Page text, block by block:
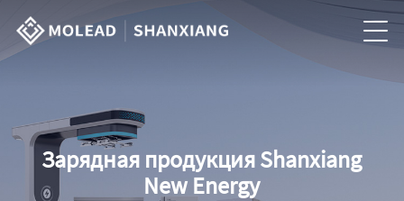
Зарядная продукция Shanxiang
New Energy